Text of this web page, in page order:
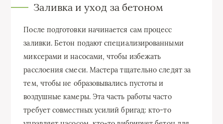
Заливка и уход за бетоном
После подготовки начинается сам процесс
заливки. Бетон подают специализированными
миксерами и насосами, чтобы избежать
расслоения смеси. Мастера тщательно следят за
тем, чтобы не образовывались пустоты и
воздушные камеры. Эта часть работы часто
требует совместных усилий бригад: кто-то